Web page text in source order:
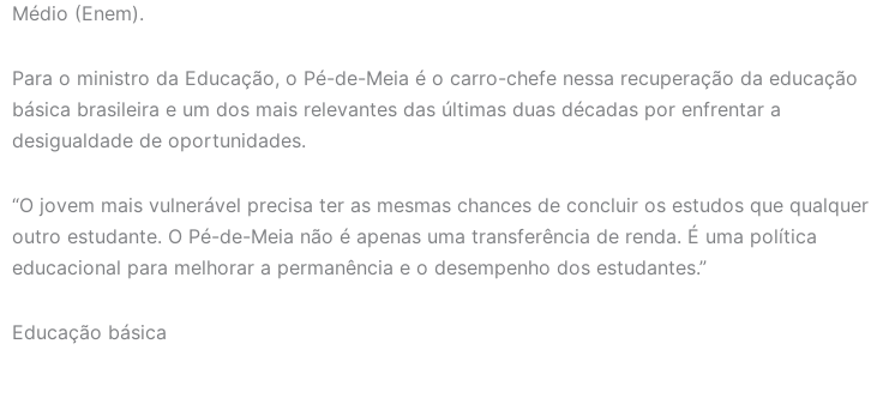
Médio (Enem).
Para o ministro da Educação, o Pé-de-Meia é o carro-chefe nessa recuperação da educação
básica brasileira e um dos mais relevantes das últimas duas décadas por enfrentar a
desigualdade de oportunidades.
“O jovem mais vulnerável precisa ter as mesmas chances de concluir os estudos que qualquer
outro estudante. O Pé-de-Meia não é apenas uma transferência de renda. É uma política
educacional para melhorar a permanência e o desempenho dos estudantes.”
Educação básica